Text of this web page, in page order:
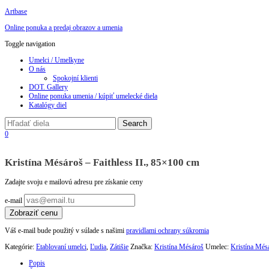
Artbase
Online ponuka a predaj obrazov a umenia
Toggle navigation
Umelci / Umelkyne
O nás
Spokojní klienti
DOT. Gallery
Online ponuka umenia / kúpiť umelecké diela
Katalógy diel
0
Kristína Mésároš – Faithless II., 85×100 cm
Zadajte svoju e mailovú adresu pre získanie ceny
e-mail
Zobraziť cenu
Váš e-mail bude použitý v súlade s našimi pravidlami ochrany súkromia
Kategórie: Etablovaní umelci, Ľudia, Zátišie Značka: Kristína Mésároš Umelec: Kristína
Popis